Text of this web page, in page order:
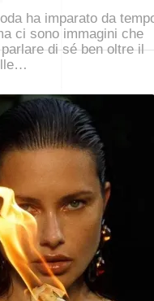
ha imparato da
ci sono immagini che
di sé ben oltre il